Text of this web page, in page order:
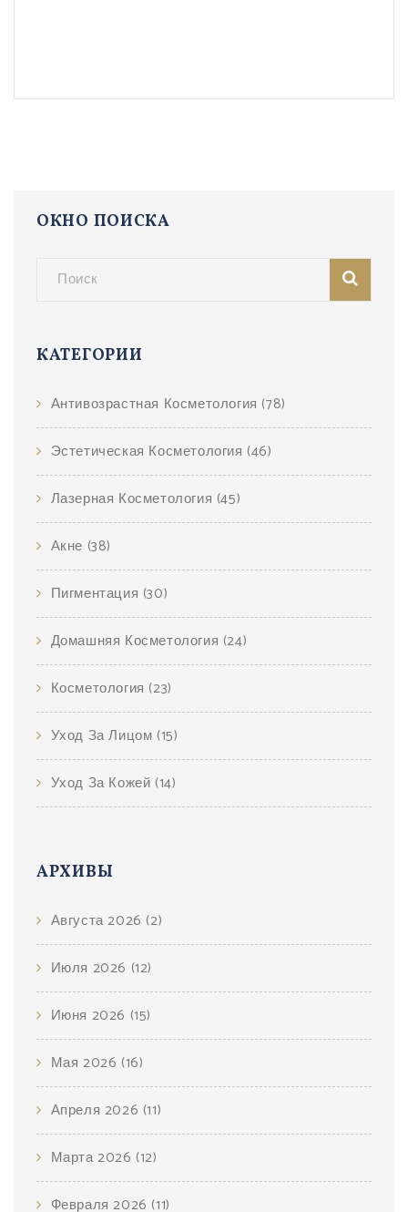
ОКНО ПОИСКА
КАТЕГОРИИ
Антивозрастная Косметология (78)
Эстетическая Косметология (46)
Лазерная Косметология (45)
Акне (38)
Пигментация (30)
Домашняя Косметология (24)
Косметология (23)
Уход За Лицом (15)
Уход За Кожей (14)
АРХИВЫ
Августа 2026 (2)
Июля 2026 (12)
Июня 2026 (15)
Мая 2026 (16)
Апреля 2026 (11)
Марта 2026 (12)
Февраля 2026 (11)